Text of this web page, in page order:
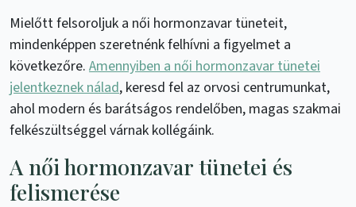
Mielőtt felsoroljuk a női hormonzavar tüneteit,
mindenképpen szeretnénk felhívni a figyelmet a
következőre. Amennyiben a női hormonzavar tünetei
jelentkeznek nálad, keresd fel az orvosi centrumunkat,
ahol modern és barátságos rendelőben, magas szakmai
felkészültséggel várnak kollégáink.
A női hormonzavar tünetei és
felismerése